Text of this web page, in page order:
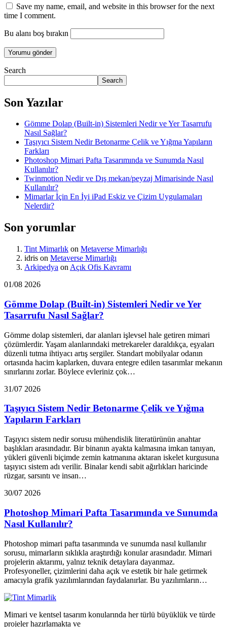
Save my name, email, and website in this browser for the next
time I comment.
Bu alanı boş bırakın
Search
Search
Son Yazılar
Gömme Dolap (Built-in) Sistemleri Nedir ve Yer Tasarrufu
Nasıl Sağlar?
Taşıyıcı Sistem Nedir Betonarme Çelik ve Yığma Yapıların
Farkları
Photoshop Mimari Pafta Tasarımında ve Sunumda Nasıl
Kullanılır?
Twinmotion Nedir ve Dış mekan/peyzaj Mimarisinde Nasıl
Kullanılır?
Mimarlar İçin En İyi iPad Eskiz ve Çizim Uygulamaları
Nelerdir?
Son yorumlar
Tint Mimarlık on Metaverse Mimarlığı
idris on Metaverse Mimarlığı
Arkipedya on Açık Ofis Kavramı
01/08 2026
Gömme Dolap (Built-in) Sistemleri Nedir ve Yer
Tasarrufu Nasıl Sağlar?
Gömme dolap sistemleri, dar alanları işlevsel hale getiren mimari
çözümlerdir. Yaşam alanlarındaki metrekareler daraldıkça, eşyaları
düzenli tutma ihtiyacı artış sergiler. Standart mobilyalar odanın
ortasında hacim kaplarken, duvara entegre edilen tasarımlar mekanın
sınırlarını zorlar. Böylece evleriniz çok…
31/07 2026
Taşıyıcı Sistem Nedir Betonarme Çelik ve Yığma
Yapıların Farkları
Taşıyıcı sistem nedir sorusu mühendislik literatürünün anahtar
başlıkları arasındadır. Bir binanın ayakta kalmasına imkan tanıyan,
yükleri güvenli biçimde zemin katmanına aktaran iskelet kurgusuna
taşıyıcı sistem adı verilir. Binalar kendi sabit ağırlıkları haricinde
rüzgar, sarsıntı ve insan…
30/07 2026
Photoshop Mimari Pafta Tasarımında ve Sunumda
Nasıl Kullanılır?
Photoshop mimari pafta tasarımında ve sunumda nasıl kullanılır
sorusu, mimarların sıklıkla araştırdığı konular arasındadır. Mimari
projelerin aktarımı, yalnız teknik detaylara dayanmaz.
Profesyoneller, çizimlerini daha açık ve estetik bir hale getirmek
amacıyla grafik yazılımlarından faydalanırlar. Bu yazılımların…
Mimari ve kentsel tasarım konularında her türlü büyüklük ve türde
projeler hazırlamakta ve